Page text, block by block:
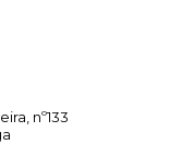
nº133